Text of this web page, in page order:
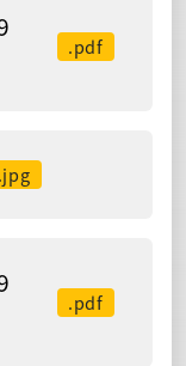
.pdf
.jpg
.pdf